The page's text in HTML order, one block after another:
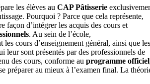
les élèves au CAP Pâtisserie
Pourquoi ? Parce que cela représente,
façon d’intégrer les acquis des cours et
. Au sein de l’école,
les cours d’enseignement général, ainsi que les
leur sont présentés par des professionnels de
des cours, conforme au programme officiel
préparer au mieux à l’examen final. La